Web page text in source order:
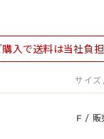
入で送料は当社負
サイズ
F / 販